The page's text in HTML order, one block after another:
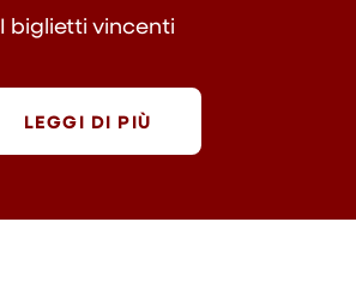
I biglietti vincenti
LEGGI DI PIÙ